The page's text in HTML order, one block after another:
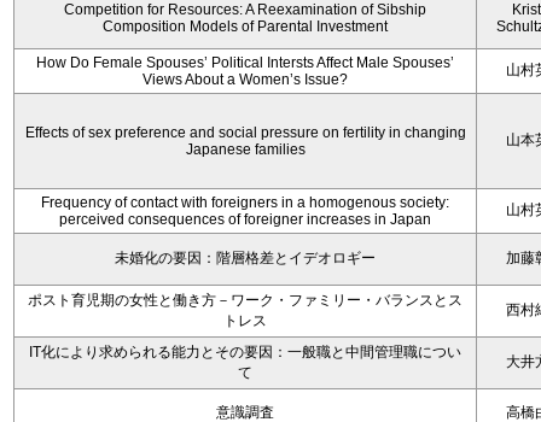
Competition for Resources: A Reexamination of Sibship
Composition Models of Parental Investment
How Do Female Spouses’ Political Intersts Affect Male Spouses’
Views About a Women’s Issue?
山村
Effects of sex preference and social pressure on fertility in changing
Japanese families
山本
Frequency of contact with foreigners in a homogenous society:
perceived consequences of foreigner increases in Japan
山村
未婚化の要因：階層格差とイデオロギー 加藤
ポスト育児期の女性と働き方－ワーク・ファミリー・バランスとス
トレス
西村
IT化により求められる能力とその要因：一般職と中間管理職につい
て
大井
意識調査 高橋